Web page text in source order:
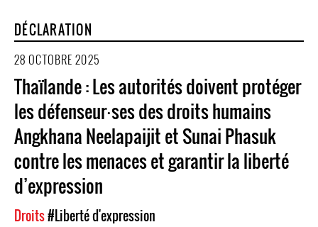
DÉCLARATION
28 OCTOBRE 2025
Thaïlande : Les autorités doivent protéger
les défenseur⸱ses des droits humains
Angkhana Neelapaijit et Sunai Phasuk
contre les menaces et garantir la liberté
d’expression
Droits#Liberté d'expression